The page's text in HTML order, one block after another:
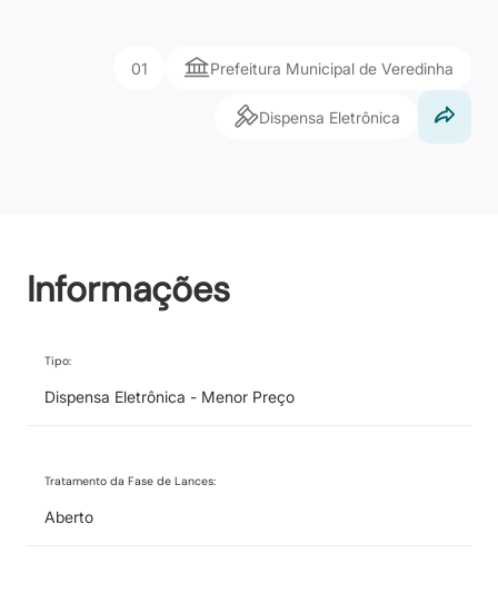
01 Prefeitura Municipal de Veredinha
Dispensa Eletrônica
Informações
Tipo:
Dispensa Eletrônica - Menor Preço
Tratamento da Fase de Lances:
Aberto